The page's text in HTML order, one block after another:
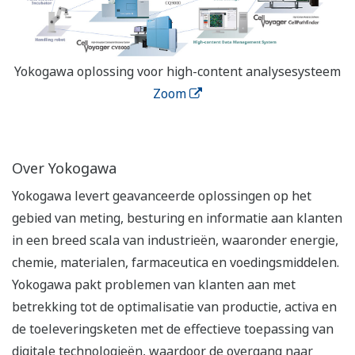
Yokogawa oplossing voor high-content analysesysteem
Zoom
Over Yokogawa
Yokogawa levert geavanceerde oplossingen op het
gebied van meting, besturing en informatie aan klanten
in een breed scala van industrieën, waaronder energie,
chemie, materialen, farmaceutica en voedingsmiddelen.
Yokogawa pakt problemen van klanten aan met
betrekking tot de optimalisatie van productie, activa en
de toeleveringsketen met de effectieve toepassing van
digitale technologieën, waardoor de overgang naar